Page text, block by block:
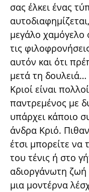
σας έλκει ένας
μεγάλο χαμόγελο
τις
αυτόν και ότι
μετά τη
Κριοί είναι
παντρεμένος με
υπάρχει κάποιο
άνδρα Κριό.
έτσι μπορείτε να
του τένις ή στο
αδιοργάνωτη ζωή
μια μοντέρνα